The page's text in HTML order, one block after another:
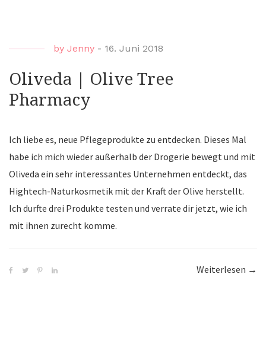
by Jenny - 16. Juni 2018
Oliveda | Olive Tree
Pharmacy
Ich liebe es, neue Pflegeprodukte zu entdecken. Dieses Mal
habe ich mich wieder außerhalb der Drogerie bewegt und mit
Oliveda ein sehr interessantes Unternehmen entdeckt, das
Hightech-Naturkosmetik mit der Kraft der Olive herstellt.
Ich durfte drei Produkte testen und verrate dir jetzt, wie ich
mit ihnen zurecht komme.
Weiterlesen →